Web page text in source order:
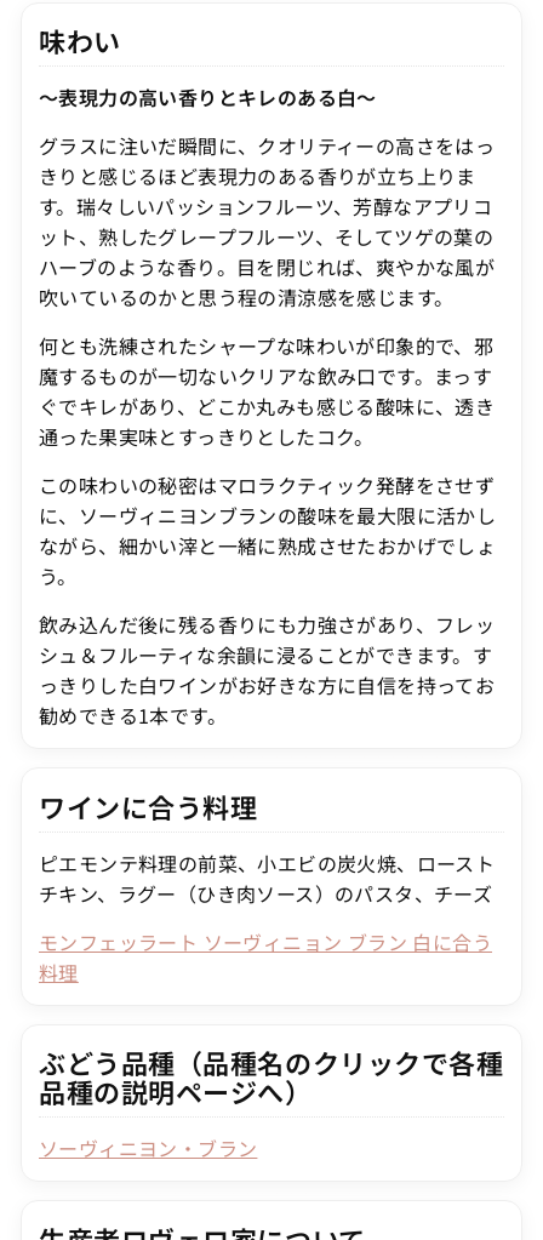
味わい
～表現力の高い香りとキレのある白～
グラスに注いだ瞬間に、クオリティーの高さをはっ
きりと感じるほど表現力のある香りが立ち上りま
す。瑞々しいパッションフルーツ、芳醇なアプリコ
ット、熟したグレープフルーツ、そしてツゲの葉の
ハーブのような香り。目を閉じれば、爽やかな風が
吹いているのかと思う程の清涼感を感じます。
何とも洗練されたシャープな味わいが印象的で、邪
魔するものが一切ないクリアな飲み口です。まっす
ぐでキレがあり、どこか丸みも感じる酸味に、透き
通った果実味とすっきりとしたコク。
この味わいの秘密はマロラクティック発酵をさせず
に、ソーヴィニヨンブランの酸味を最大限に活かし
ながら、細かい滓と一緒に熟成させたおかげでしょ
う。
飲み込んだ後に残る香りにも力強さがあり、フレッ
シュ＆フルーティな余韻に浸ることができます。す
っきりした白ワインがお好きな方に自信を持ってお
勧めできる1本です。
ワインに合う料理
ピエモンテ料理の前菜、小エビの炭火焼、ロースト
チキン、ラグー（ひき肉ソース）のパスタ、チーズ
モンフェッラート ソーヴィニョン ブラン 白に合う
料理
ぶどう品種（品種名のクリックで各種
品種の説明ページへ）
ソーヴィニヨン・ブラン